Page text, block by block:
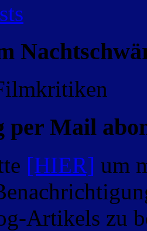
per Mail
[HIER] um
Artikels zu